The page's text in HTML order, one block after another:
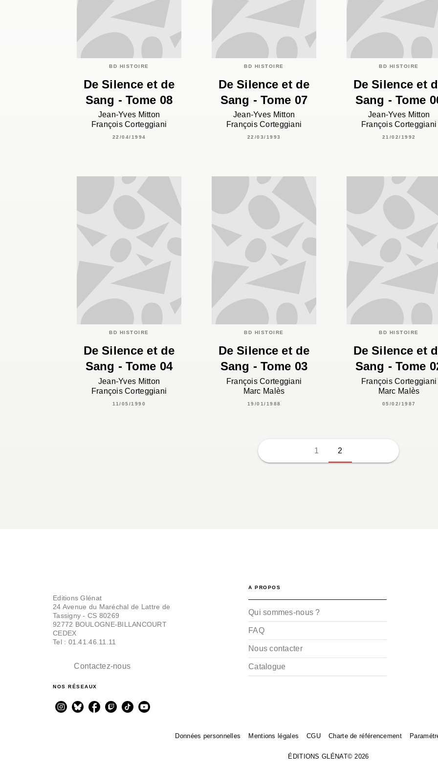
BD HISTOIRE
De Silence et de
Sang - Tome 08
Jean-Yves Mitton
François Corteggiani
22/04/1994
BD HISTOIRE
De Silence et de
Sang - Tome 07
Jean-Yves Mitton
François Corteggiani
22/03/1993
BD HISTOIRE
De Silence et
Sang - Tome
Jean-Yves Mitton
François Corteggiani
21/02/1992
BD HISTOIRE
De Silence et de
Sang - Tome 04
Jean-Yves Mitton
François Corteggiani
11/05/1990
BD HISTOIRE
De Silence et de
Sang - Tome 03
François Corteggiani
Marc Malès
19/01/1988
BD HISTOIRE
De Silence et
Sang - Tome
François Corteggiani
Marc Malès
05/02/1987
1 2
Editions Glénat
24 Avenue du Maréchal de Lattre de
Tassigny - CS 80269
92772 BOULOGNE-BILLANCOURT
CEDEX
Tel : 01.41.46.11.11
Contactez-nous
NOS RÉSEAUX
A PROPOS
Qui sommes-nous ?
FAQ
Nous contacter
Catalogue
Données personnelles Mentions légales CGU Charte de référencement
ÉDITIONS GLÉNAT© 2026